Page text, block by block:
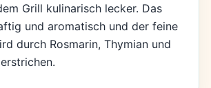
Grill kulinarisch lecker. Das
und aromatisch und der feine
durch Rosmarin, Thymian und